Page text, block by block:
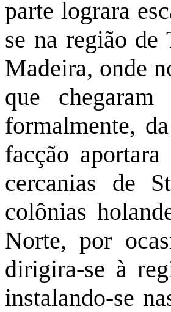
parte lograra
se na região de
Madeira, onde
que
formalmente,
facção
cercanias de
colônias
Norte, por
dirigira-se à
instalando-se